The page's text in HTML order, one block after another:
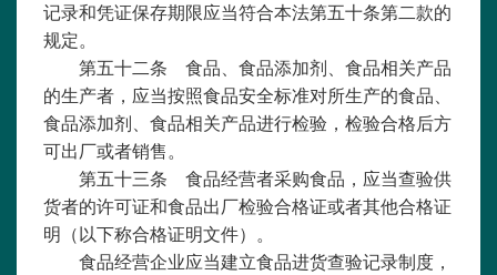
记录和凭证保存期限应当符合本法第五十条第二款的
规定。
第五十二条 食品、食品添加剂、食品相关产品
的生产者，应当按照食品安全标准对所生产的食品、
食品添加剂、食品相关产品进行检验，检验合格后方
可出厂或者销售。
第五十三条 食品经营者采购食品，应当查验供
货者的许可证和食品出厂检验合格证或者其他合格证
明（以下称合格证明文件）。
食品经营企业应当建立食品进货查验记录制度，